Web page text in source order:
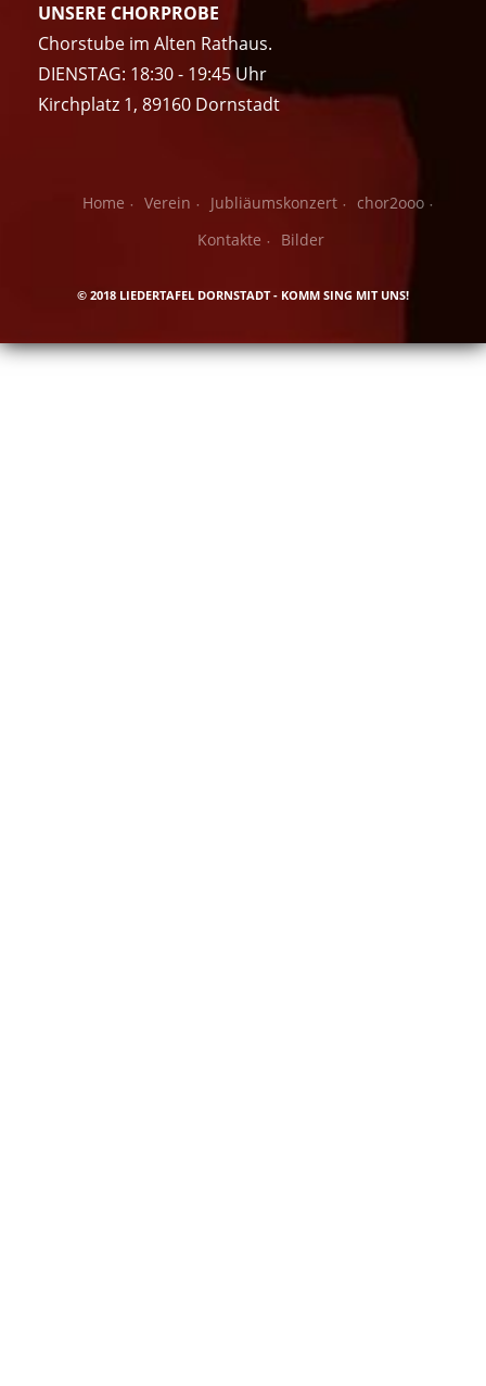
UNSERE CHORPROBE
Chorstube im Alten Rathaus.
DIENSTAG: 18:30 - 19:45 Uhr
Kirchplatz 1, 89160 Dornstadt
Home Verein Jubliäumskonzert
chor2ooo
Kontakte
Bilder
© 2018 LIEDERTAFEL DORNSTADT - KOMM SING MIT UNS!